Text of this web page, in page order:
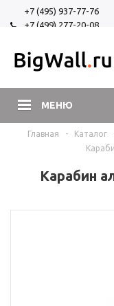
+7 (495) 937-77-76
+7 (499) 277-20-08
МЕНЮ
Главная - Каталог
Карабин